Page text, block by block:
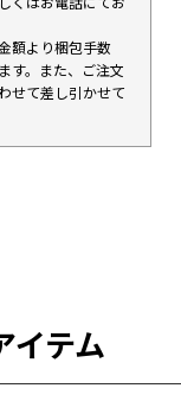
くはお電話にてお
額より梱包手数
す。また、ご注文
せて差し引かせて
イテム